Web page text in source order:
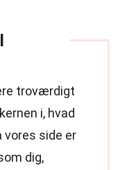
troværdigt
i, hvad
vores side er
dig,